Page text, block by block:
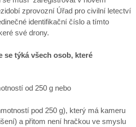
zprovozní Úřad pro civilní letectví
identifikační číslo a tímto
své drony.
se týká všech osob, které
od 250 g nebo
pod 250 g), který má kameru
a přitom není hračkou ve smyslu